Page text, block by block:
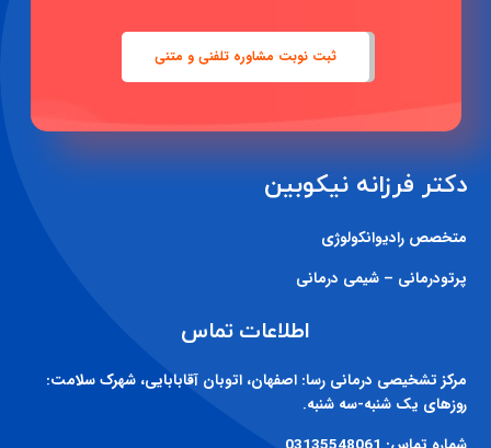
ثبت نوبت مشاوره تلفنی و متنی
دکتر فرزانه نیکوبین
متخصص رادیوانکولوژی
پرتودرمانی – شیمی درمانی
اطلاعات تماس
مرکز تشخیصی درمانی رسا: اصفهان، اتوبان آقابابایی، شهرک سلامت:
روزهای یک شنبه-سه شنبه.